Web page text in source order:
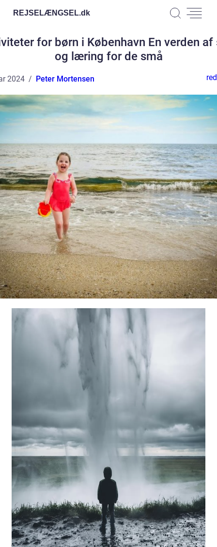
REJSELÆNGSEL.dk
for børn i København En verden af
og læring for de små
2024 Peter Mortensen